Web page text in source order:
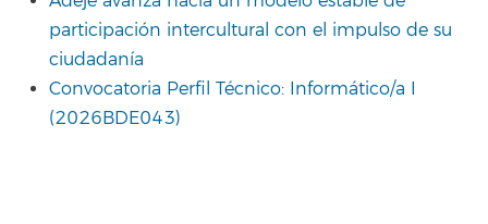
participación intercultural con el impulso de su
ciudadanía
Convocatoria Perfil Técnico: Informático/a I
(2026BDE043)